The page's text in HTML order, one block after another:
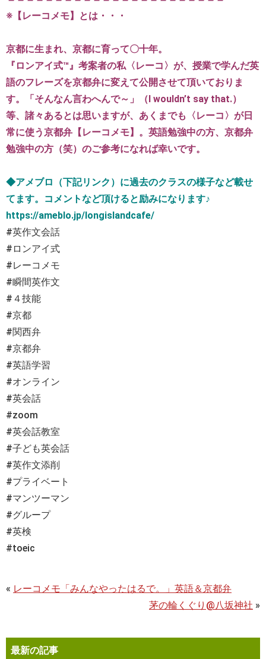
※【レーコメモ】とは・・・
京都に生まれ、京都に育って〇十年。
『ロンアイ式™』考案者の私〈レーコ〉が、授業で学んだ英
語のフレーズを京都弁に変えて公開させて頂いておりま
す。「そんなん言わへんで～」（I wouldn’t say that.）
等、諸々あるとは思いますが、あくまでも〈レーコ〉が日
常に使う京都弁【レーコメモ】。英語勉強中の方、京都弁
勉強中の方（笑）のご参考になれば幸いです。
◆アメブロ（下記リンク）に過去のクラスの様子など載せ
てます。コメントなど頂けると励みになります♪
https://ameblo.jp/longislandcafe/
#英作文会話
#ロンアイ式
#レーコメモ
#瞬間英作文
#４技能
#京都
#関西弁
#京都弁
#英語学習
#オンライン
#英会話
#zoom
#英会話教室
#子ども英会話
#英作文添削
#プライベート
#マンツーマン
#グループ
#英検
#toeic
« レーコメモ「みんなやったはるで。」英語＆京都弁
茅の輪くぐり@八坂神社 »
最新の記事